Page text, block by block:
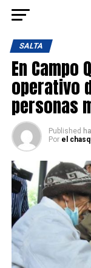
SALTA
En Campo
operativo
personas
Published
Por el